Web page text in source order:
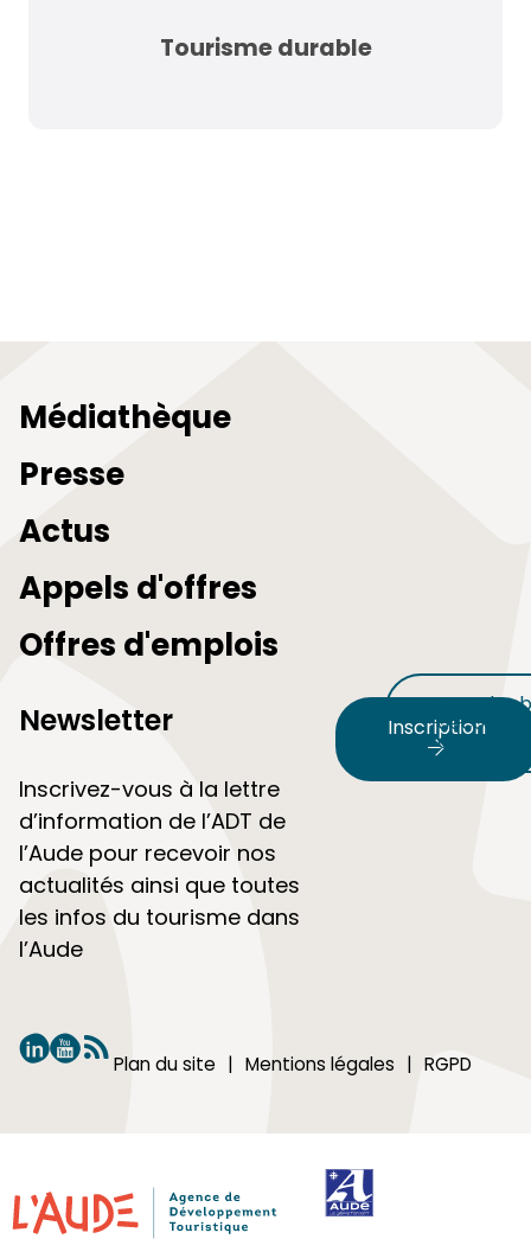
Tourisme durable
Médiathèque
Presse
Actus
Appels d'offres
Offres d'emplois
Newsletter
Inscrivez-vous à la lettre
d’information de l’ADT de
l’Aude pour recevoir nos
actualités ainsi que toutes
les infos du tourisme dans
l’Aude
Inscription
Nos plus
Plan du site Mentions légales RGPD